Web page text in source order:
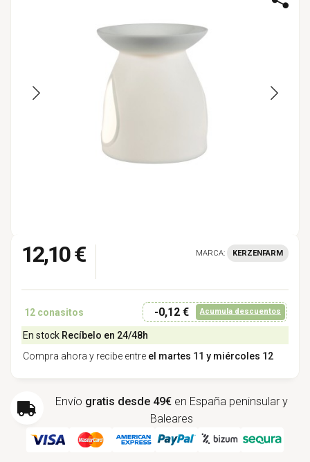
12,10 € MARCA: KERZENFARM
12 conasitos -0,12 € Acumula descuentos
En stock Recíbelo en 24/48h
Compra ahora y recibe entre el martes 11 y miércoles 12
Envío gratis desde 49€ en España peninsular y
Baleares